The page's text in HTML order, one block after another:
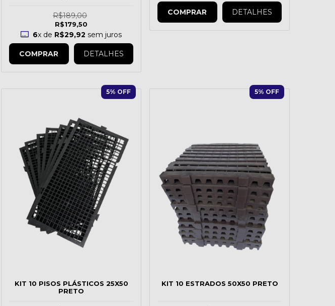
R$189,00
R$179,50
6x de R$29,92 sem juros
COMPRAR DETALHES
COMPRAR DETALHES
5% OFF
KIT 10 PISOS PLÁSTICOS 25X50
PRETO
5% OFF
KIT 10 ESTRADOS 50X50 PRETO